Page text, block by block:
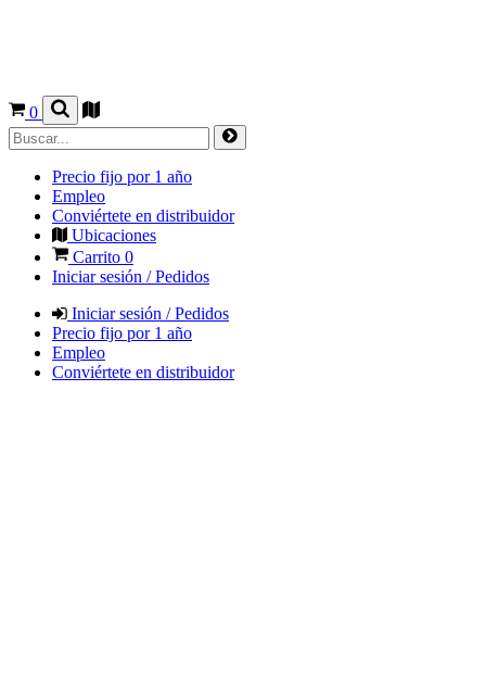
0
Precio fijo por 1 año
Empleo
Conviértete en distribuidor
Ubicaciones
Carrito 0
Iniciar sesión / Pedidos
Iniciar sesión / Pedidos
Precio fijo por 1 año
Empleo
Conviértete en distribuidor